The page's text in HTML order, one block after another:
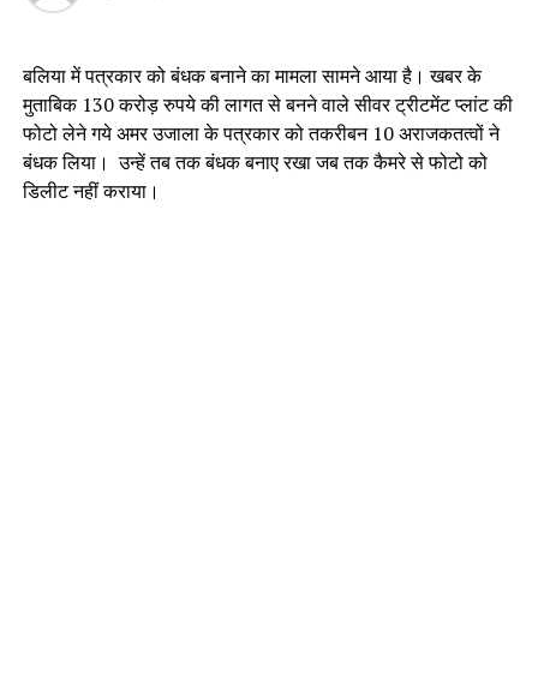
बलिया में पत्रकार को बंधक बनाने का मामला सामने आया है। खबर के
मुताबिक 130 करोड़ रुपये की लागत से बनने वाले सीवर ट्रीटमेंट प्लांट की
फोटो लेने गये अमर उजाला के पत्रकार को तकरीबन 10 अराजकतत्वों ने
बंधक लिया। उन्हें तब तक बंधक बनाए रखा जब तक कैमरे से फोटो को
डिलीट नहीं कराया।